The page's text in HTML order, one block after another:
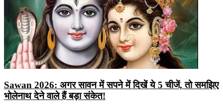
Sawan 2026: अगर सावन में सपने में दिखें ये 5 चीजें, तो समझिए
भोलेनाथ देने वाले हैं बड़ा संकेत!